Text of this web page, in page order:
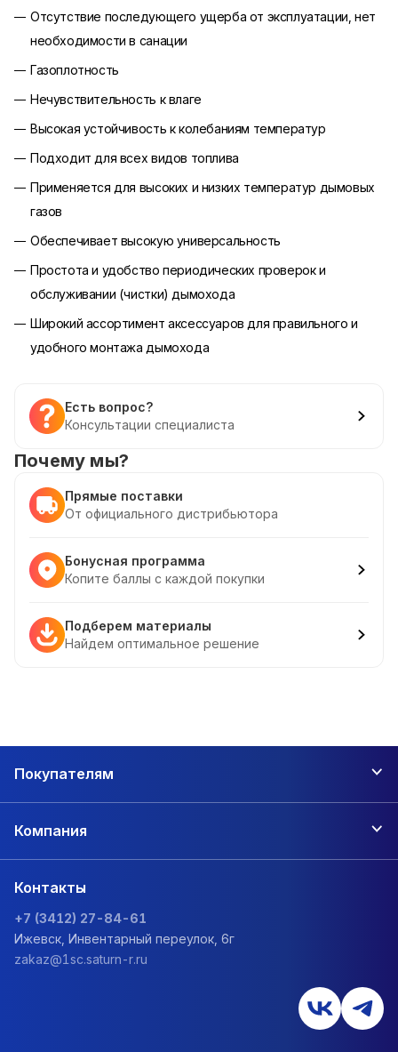
Отсутствие последующего ущерба от эксплуатации, нет
необходимости в санации
Газоплотность
Нечувствительность к влаге
Высокая устойчивость к колебаниям температур
Подходит для всех видов топлива
Применяется для высоких и низких температур дымовых
газов
Обеспечивает высокую универсальность
Простота и удобство периодических проверок и
обслуживании (чистки) дымохода
Широкий ассортимент аксессуаров для правильного и
удобного монтажа дымохода
Есть вопрос?
Консультации специалиста
Почему мы?
Прямые поставки
От официального дистрибьютора
Бонусная программа
Копите баллы с каждой покупки
Подберем материалы
Найдем оптимальное решение
Покупателям
Компания
Контакты
+7 (3412) 27-84-61
Ижевск, Инвентарный переулок, 6г
zakaz@1sc.saturn-r.ru